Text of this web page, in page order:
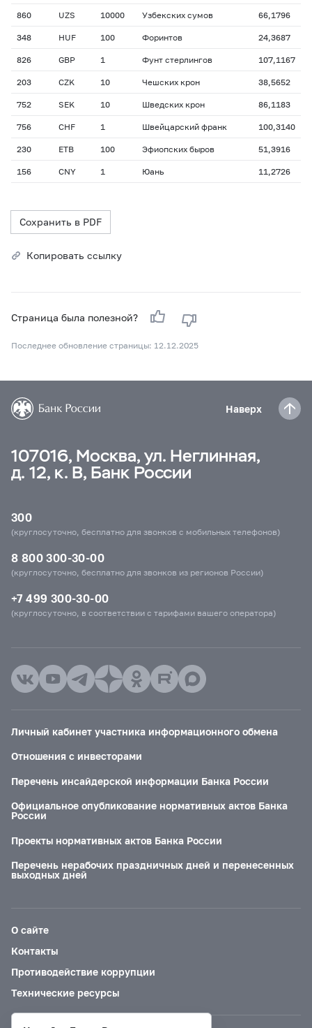
860 UZS 10000 Узбекских сумов 66,1796
348 HUF 100 Форинтов 24,3687
826 GBP 1 Фунт стерлингов 107,1167
203 CZK 10 Чешских крон 38,5652
752 SEK 10 Шведских крон 86,1183
756 CHF 1 Швейцарский франк 100,3140
230 ETB 100 Эфиопских быров 51,3916
156 CNY 1 Юань 11,2726
Сохранить в PDF
Копировать ссылку
Страница была полезной?
Последнее обновление страницы: 12.12.2025
Наверх
107016, Москва, ул. Неглинная,
д. 12, к. В, Банк России
300
(круглосуточно, бесплатно для звонков с мобильных телефонов)
8 800 300-30-00
(круглосуточно, бесплатно для звонков из регионов России)
+7 499 300-30-00
(круглосуточно, в соответствии с тарифами вашего оператора)
Личный кабинет участника информационного обмена
Отношения с инвесторами
Перечень инсайдерской информации Банка России
Официальное опубликование нормативных актов Банка
России
Проекты нормативных актов Банка России
Перечень нерабочих праздничных дней и перенесенных
выходных дней
О сайте
Контакты
Противодействие коррупции
Технические ресурсы